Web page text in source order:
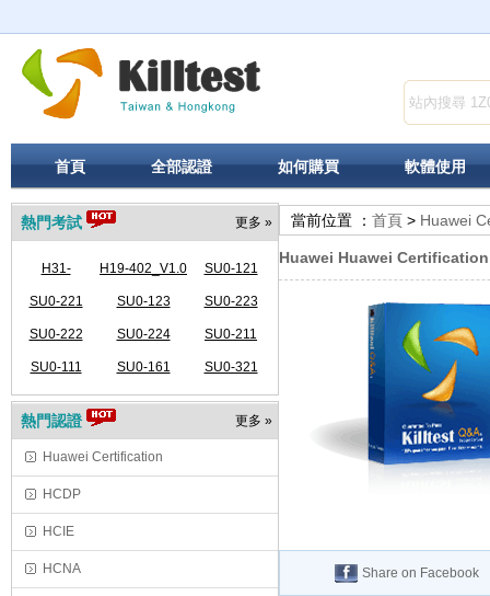
首頁 全部認證 如何購買 軟體使用
更多 »
熱門考試
H31-
341_V2.5-
ENU
H19-402_V1.0 SU0-121
SU0-221 SU0-123 SU0-223
SU0-222 SU0-224 SU0-211
SU0-111 SU0-161 SU0-321
更多 »
熱門認證
Huawei Certification
HCDP
HCIE
HCNA
當前位置 ： 首頁 > Huawei
Huawei Huawei Certification
Share on Facebook